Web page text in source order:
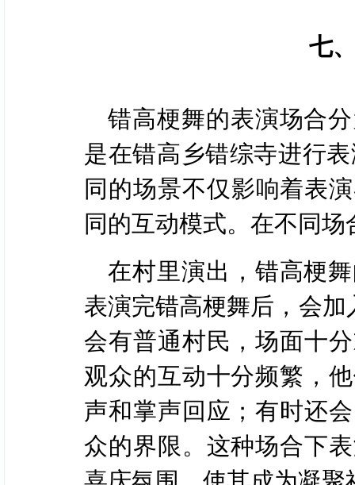
七
错高梗舞的表演场合
是在错高乡错综寺进行
同的场景不仅影响着表
同的互动模式。在不同
在村里演出，错高梗
表演完错高梗舞后，会
会有普通村民，场面十
观众的互动十分频繁，
声和掌声回应；有时还
众的界限。这种场合下